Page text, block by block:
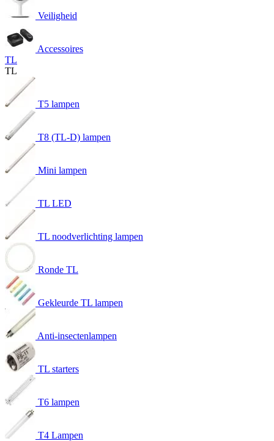
Veiligheid
Accessoires
TL
TL
T5 lampen
T8 (TL-D) lampen
Mini lampen
TL LED
TL noodverlichting lampen
Ronde TL
Gekleurde TL lampen
Anti-insectenlampen
TL starters
T6 lampen
T4 Lampen